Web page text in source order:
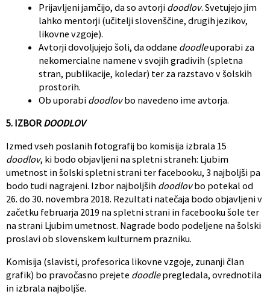
Prijavljeni jamčijo, da so avtorji doodlov. Svetujejo jim
lahko mentorji (učitelji slovenščine, drugih jezikov,
likovne vzgoje).
Avtorji dovoljujejo šoli, da oddane doodleuporabi za
nekomercialne namene v svojih gradivih (spletna
stran, publikacije, koledar) ter za razstavo v šolskih
prostorih.
Ob uporabi doodlovbo navedeno ime avtorja.
5. IZBOR DOODLOV
Izmed vseh poslanih fotografij bo komisija izbrala 15
doodlov, ki bodo objavljeni na spletni straneh: Ljubim
umetnost in šolski spletni strani ter facebooku, 3 najboljši pa
bodo tudi nagrajeni. Izbor najboljših doodlovbo potekal od
26. do 30. novembra 2018. Rezultati natečaja bodo objavljeni v
začetku februarja 2019 na spletni strani in facebooku šole ter
na strani Ljubim umetnost. Nagrade bodo podeljene na šolski
proslavi ob slovenskem kulturnem prazniku.
Komisija (slavisti, profesorica likovne vzgoje, zunanji član
grafik) bo pravočasno prejete doodlepregledala, ovrednotila
in izbrala najboljše.